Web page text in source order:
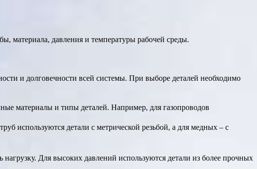
материала, давления и температуры рабочей среды.
и долговечности всей системы. При выборе деталей необходимо
материалы и типы деталей. Например, для газопроводов
используются детали с метрической резьбой, а для медных – с
нагрузку. Для высоких давлений используются детали из более прочных